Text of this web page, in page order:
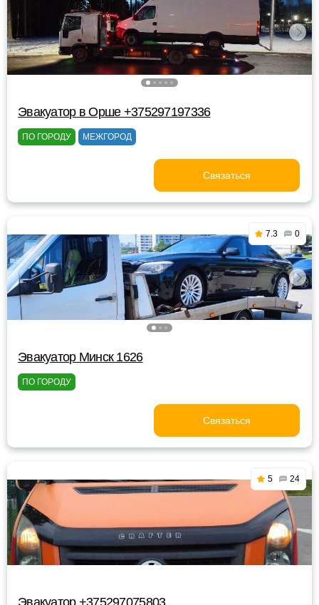
Эвакуатор в Орше +375297197336
ПО ГОРОДУ МЕЖГОРОД
Связаться
7.3 0
Эвакуатор Минск 1626
ПО ГОРОДУ
Связаться
5 24
Эвакуатор +375297075803